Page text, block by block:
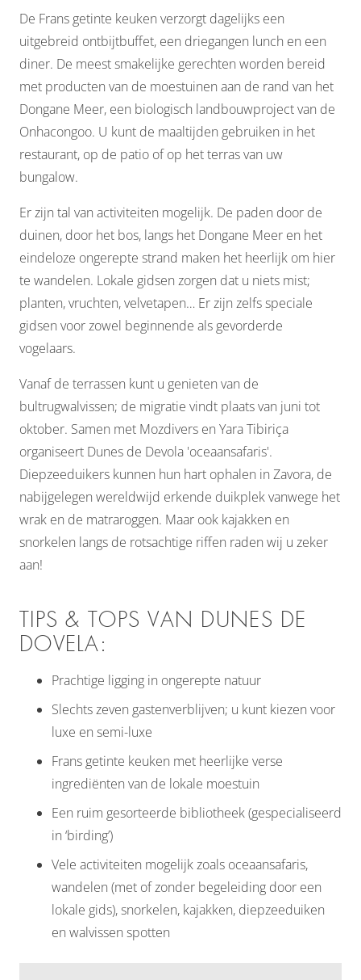
De Frans getinte keuken verzorgt dagelijks een
uitgebreid ontbijtbuffet, een driegangen lunch en een
diner. De meest smakelijke gerechten worden bereid
met producten van de moestuinen aan de rand van het
Dongane Meer, een biologisch landbouwproject van de
Onhacongoo. U kunt de maaltijden gebruiken in het
restaurant, op de patio of op het terras van uw
bungalow.
Er zijn tal van activiteiten mogelijk. De paden door de
duinen, door het bos, langs het Dongane Meer en het
eindeloze ongerepte strand maken het heerlijk om hier
te wandelen. Lokale gidsen zorgen dat u niets mist;
planten, vruchten, velvetapen… Er zijn zelfs speciale
gidsen voor zowel beginnende als gevorderde
vogelaars.
Vanaf de terrassen kunt u genieten van de
bultrugwalvissen; de migratie vindt plaats van juni tot
oktober. Samen met Mozdivers en Yara Tibiriça
organiseert Dunes de Devola 'oceaansafaris'.
Diepzeeduikers kunnen hun hart ophalen in Zavora, de
nabijgelegen wereldwijd erkende duikplek vanwege het
wrak en de matraroggen. Maar ook kajakken en
snorkelen langs de rotsachtige riffen raden wij u zeker
aan!
TIPS & TOPS VAN DUNES DE
DOVELA:
Prachtige ligging in ongerepte natuur
Slechts zeven gastenverblijven; u kunt kiezen voor
luxe en semi-luxe
Frans getinte keuken met heerlijke verse
ingrediënten van de lokale moestuin
Een ruim gesorteerde bibliotheek (gespecialiseerd
in ‘birding’)
Vele activiteiten mogelijk zoals oceaansafaris,
wandelen (met of zonder begeleiding door een
lokale gids), snorkelen, kajakken, diepzeeduiken
en walvissen spotten